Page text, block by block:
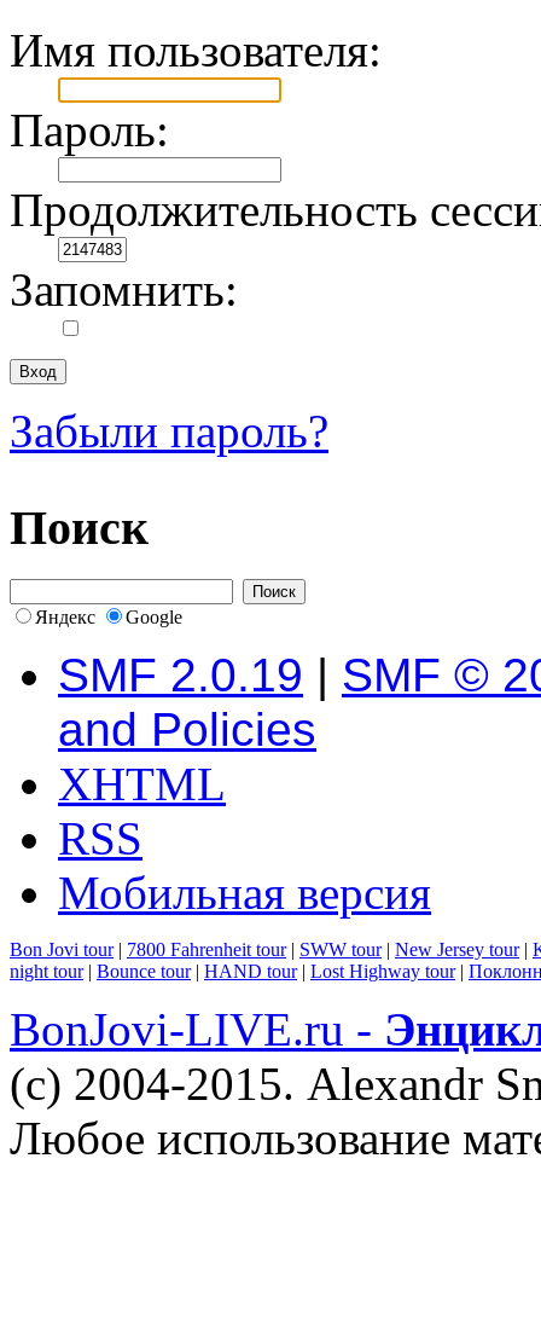
Имя пользователя:
Пароль:
Продолжительность
Запомнить:
Забыли пароль?
Поиск
Яндекс Google
SMF 2.0.19 | SMF ©
and Policies
XHTML
RSS
Мобильная версия
Bon Jovi tour| 7800 Fahrenheit tour| SWW tour| New Jersey tour|
night tour| Bounce tour| HAND tour| Lost Highway tour|
BonJovi-LIVE.ru -
(c) 2004-2015. Alexandr
Любое использование